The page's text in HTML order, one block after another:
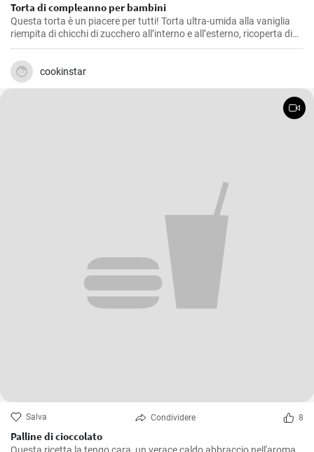
Torta di compleanno per bambini
Questa torta è un piacere per tutti! Torta ultra-umida alla vaniglia
riempita di chicchi di zucchero all’interno e all’esterno, ricoperta di
crema cremosa al burro di meringa italiana e condita con una
morbida ganache rosa.
cookinstar
Salva Condividere 8
Palline di cioccolato